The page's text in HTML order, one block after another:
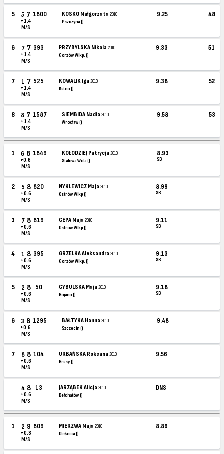
5 5 7
+1.4
M/S
1800 KOSKO Małgorzata 2010
Pszczyna ()
9.25 48
6 7 7
+1.4
M/S
393 PRZYBYLSKA Nikola2010
Gorzów Wlkp. ()
9.33 51
7 1 7
+1.4
M/S
525 KOWALIK Iga2010
Kutno ()
9.38 52
8 8 7
+1.4
M/S
1587 SIEMBIDA Nadia 2010
Wrocław ()
9.58 53
1 6 8
+0.6
M/S
1849 KOŁODZIEJ Patrycja 2010
Stalowa Wola ()
8.93
SB
2 5 8
+0.6
M/S
820 NYKLEWICZ Maja2010
Ostrów Wlkp ()
8.99
SB
3 7 8
+0.6
M/S
819 CEPA Maja2010
Ostrów Wlkp ()
9.11
SB
4 1 8
+0.6
M/S
395 GRZELKA Aleksandra2010
Gorzów Wlkp. ()
9.13
SB
5 2 8
+0.6
M/S
50 CYBULSKA Maja2010
Bojano ()
9.18
SB
6 3 8
+0.6
M/S
1295 BAŁTYKA Hanna 2010
Szczecin ()
9.48
7 8 8
+0.6
M/S
104 URBAŃSKA Roksana2010
Brusy ()
9.56
4 8
+0.6
M/S
13 JARZĄBEK Alicja2010
Bełchatów ()
DNS
1 2 9
+0.8
M/S
809 MIERZWA Maja2010
Oleśnica ()
8.89